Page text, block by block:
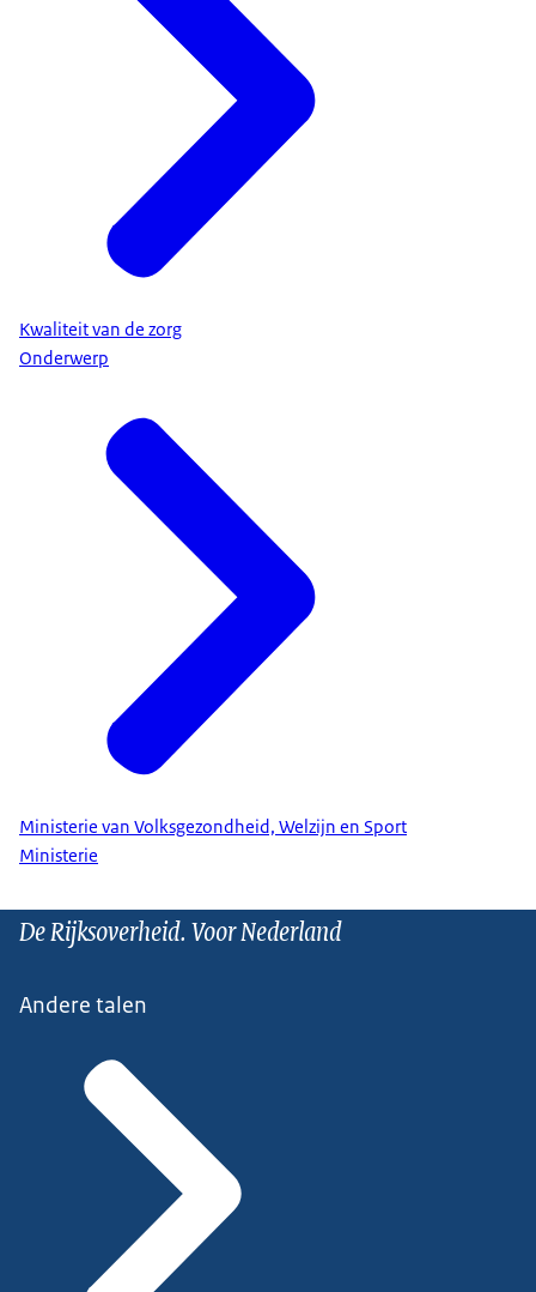
Kwaliteit van de zorg
Onderwerp
Ministerie van Volksgezondheid, Welzijn en Sport
Ministerie
De Rijksoverheid. Voor Nederland
Andere talen